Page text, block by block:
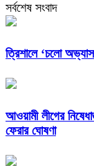
সর্বশেষ সংবাদ
‎ত্রিশালে ‘চলো
আওয়ামী লীগের
ফেরার ঘোষণা